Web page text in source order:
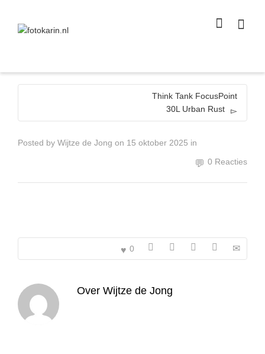
size
Super Search
Think Tank FocusPoint
30L Urban Rust
Posted by Wijtze de Jong on 15 oktober 2025 in
0 Reacties
0
Over Wijtze de Jong